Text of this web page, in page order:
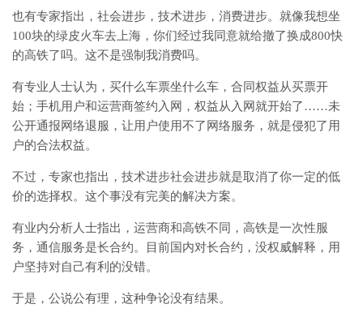
也有专家指出，社会进步，技术进步，消费进步。就像我想坐
100块的绿皮火车去上海，你们经过我同意就给撤了换成800快
的高铁了吗。这不是强制我消费吗。
有专业人士认为，买什么车票坐什么车，合同权益从买票开
始；手机用户和运营商签约入网，权益从入网就开始了……未
公开通报网络退服，让用户使用不了网络服务，就是侵犯了用
户的合法权益。
不过，专家也指出，技术进步社会进步就是取消了你一定的低
价的选择权。这个事没有完美的解决方案。
有业内分析人士指出，运营商和高铁不同，高铁是一次性服
务，通信服务是长合约。目前国内对长合约，没权威解释，用
户坚持对自己有利的没错。
于是，公说公有理，这种争论没有结果。